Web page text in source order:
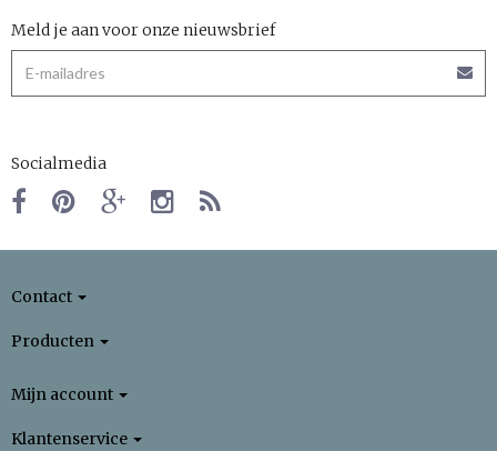
Meld je aan voor onze nieuwsbrief
Socialmedia
Contact
Producten
Mijn account
Klantenservice